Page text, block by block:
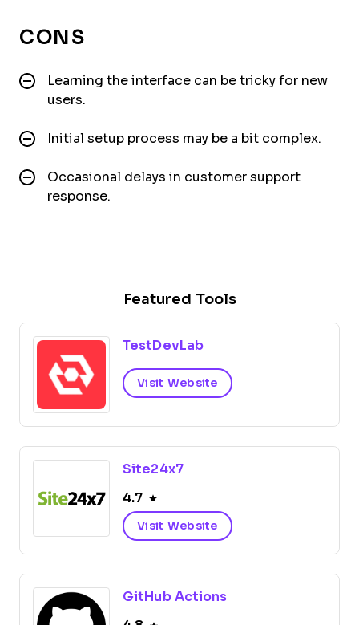
CONS
Learning the interface can be tricky for new
users.
Initial setup process may be a bit complex.
Occasional delays in customer support
response.
Featured Tools
TestDevLab
Visit Website
Site24x7
4.7
Visit Website
GitHub Actions